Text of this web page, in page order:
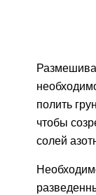
полить
чтобы
солей